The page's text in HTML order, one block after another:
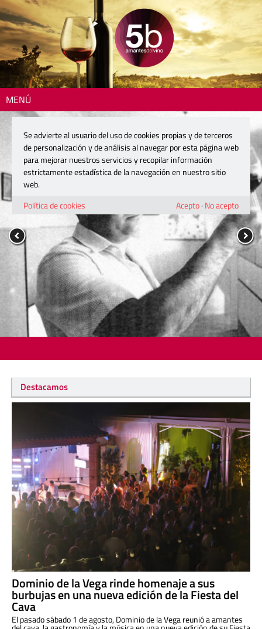
MENÚ
Destacamos
Dominio de la Vega rinde homenaje a sus
burbujas en una nueva edición de la Fiesta del
Cava
El pasado sábado 1 de agosto, Dominio de la Vega reunió a amantes
Se advierte al usuario del uso de cookies propias y de terceros
de personalización y de análisis al navegar por esta página web
para mejorar nuestros servicios y recopilar información
estrictamente estadística de la navegación en nuestro sitio
web.
Política de cookies
Acepto· No acepto